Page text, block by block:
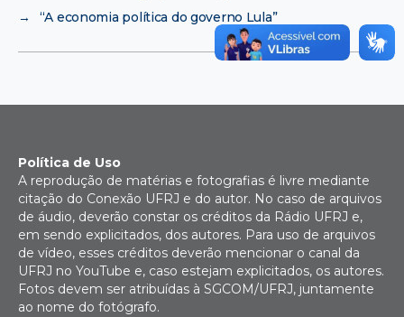
→
“A economia política do governo Lula”
Política de Uso
A reprodução de matérias e fotografias é livre mediante
citação do Conexão UFRJ e do autor. No caso de arquivos
de áudio, deverão constar os créditos da Rádio UFRJ e,
em sendo explicitados, dos autores. Para uso de arquivos
de vídeo, esses créditos deverão mencionar o canal da
UFRJ no YouTube e, caso estejam explicitados, os autores.
Fotos devem ser atribuídas à SGCOM/UFRJ, juntamente
ao nome do fotógrafo.